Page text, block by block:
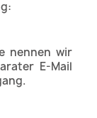
nennen wir
E-Mail